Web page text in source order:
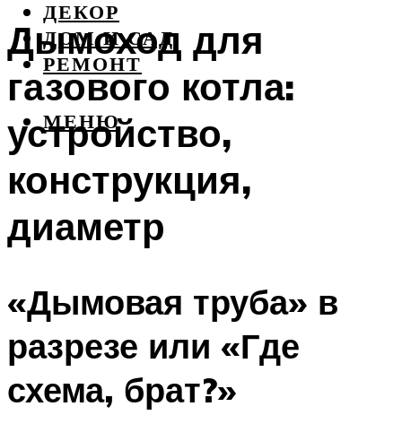
ДЕКОР
ДОМ И САД
РЕМОНТ
МЕНЮ
Дымоход для
газового котла:
устройство,
конструкция,
диаметр
«Дымовая труба» в
разрезе или «Где
схема, брат?»